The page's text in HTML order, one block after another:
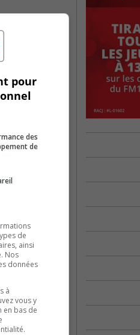
pour
des
de
de
ainsi
Nos
données
à
vous y
en bas de